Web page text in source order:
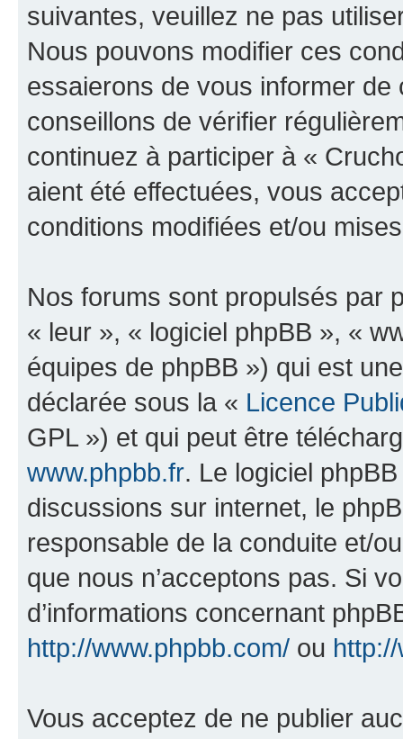
suivantes, veuillez ne pas
Nous pouvons modifier ces
essaierons de vous informer
conseillons de vérifier
continuez à participer à «
aient été effectuées, vous
conditions modifiées et/ou
Nos forums sont propulsés par
« leur », « logiciel phpBB », «
équipes de phpBB ») qui est
déclarée sous la « Licence
GPL ») et qui peut être
www.phpbb.fr. Le logiciel
discussions sur internet, le
responsable de la conduite et/
que nous n’acceptons pas. Si
d’informations concernant
http://www.phpbb.com/ ou
Vous acceptez de ne publier